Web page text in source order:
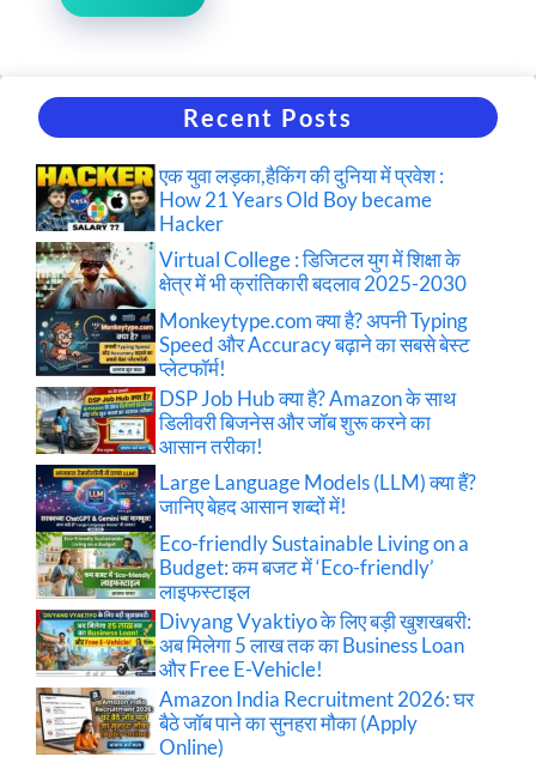
Recent Posts
एक युवा लड़का,हैकिंग की दुनिया में प्रवेश :
How 21 Years Old Boy became
Hacker
Virtual College : डिजिटल युग में शिक्षा के
क्षेत्र में भी क्रांतिकारी बदलाव 2025-2030
Monkeytype.com क्या है? अपनी Typing
Speed और Accuracy बढ़ाने का सबसे बेस्ट
प्लेटफॉर्म!
DSP Job Hub क्या है? Amazon के साथ
डिलीवरी बिजनेस और जॉब शुरू करने का
आसान तरीका!
Large Language Models (LLM) क्या हैं?
जानिए बेहद आसान शब्दों में!
Eco-friendly Sustainable Living on a
Budget: कम बजट में ‘Eco-friendly’
लाइफस्टाइल
Divyang Vyaktiyo के लिए बड़ी खुशखबरी:
अब मिलेगा 5 लाख तक का Business Loan
और Free E-Vehicle!
Amazon India Recruitment 2026: घर
बैठे जॉब पाने का सुनहरा मौका (Apply
Online)